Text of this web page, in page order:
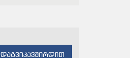
დაგვიკავშირდით